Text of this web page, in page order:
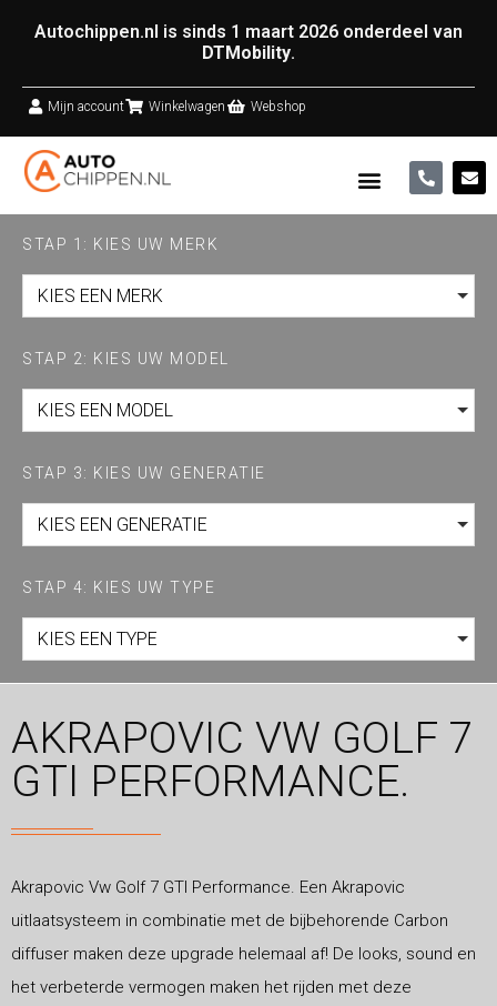
Autochippen.nl is sinds 1 maart 2026 onderdeel van
DTMobility.
Mijn account Winkelwagen Webshop
STAP 1: KIES UW MERK
KIES EEN MERK
STAP 2: KIES UW MODEL
KIES EEN MODEL
STAP 3: KIES UW GENERATIE
KIES EEN GENERATIE
STAP 4: KIES UW TYPE
KIES EEN TYPE
AKRAPOVIC VW GOLF 7
GTI PERFORMANCE.
Akrapovic Vw Golf 7 GTI Performance. Een Akrapovic
uitlaatsysteem in combinatie met de bijbehorende Carbon
diffuser maken deze upgrade helemaal af! De looks, sound en
het verbeterde vermogen maken het rijden met deze